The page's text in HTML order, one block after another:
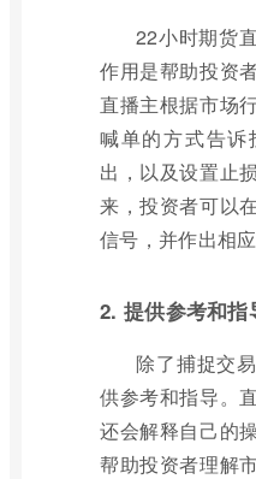
22小时期货
作用是帮助投资
直播主根据市场
喊单的方式告
出，以及设置止
来，投资者可以
信号，并作出相应
2. 提供参考和指
除了捕捉交
供参考和指导。
还会解释自己的
帮助投资者理解